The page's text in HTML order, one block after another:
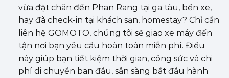
vừa đặt chân đến Phan Rang tại ga tàu, bến xe,
hay đã check-in tại khách sạn, homestay? Chỉ cần
liên hệ GOMOTO, chúng tôi sẽ giao xe máy đến
tận nơi bạn yêu cầu hoàn toàn miễn phí. Điều
này giúp bạn tiết kiệm thời gian, công sức và chi
phí di chuyển ban đầu, sẵn sàng bắt đầu hành